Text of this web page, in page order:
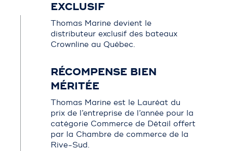
EXCLUSIF
Thomas Marine devient le
distributeur exclusif des bateaux
Crownline au Québec.
RÉCOMPENSE BIEN
MÉRITÉE
Thomas Marine est le Lauréat du
prix de l’entreprise de l’année pour la
catégorie Commerce de Détail offert
par la Chambre de commerce de la
Rive-Sud.